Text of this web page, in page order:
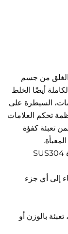
تتكون العمليات بما في ذلك الغسيل والتعبئة والغلق من جسم
واحد للمachines، ويمكن أن يتضمن العملية الكاملة أيضًا الخلط
والتعقيم والتجانس، التعبئة والغلق، وضع العلامات، السيطرة على
التجارية الشهيرة لتشغيل الآلات تلقائيًا، مما يضمن تعبئة كفؤة
تم لحامه بمادة SUS304. المنتج ملامس لمادة SUS304
·تعبئة صمامات ميكانيكية، تعبئة بمقياس تدفق، تعبئة بالوزن أو